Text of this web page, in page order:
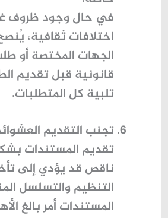
في حال وجود ظروف
اختلافات ثقافية،
الجهات المختصة أو
قانونية قبل تقديم
تلبية كل المتطلبات.
تجنب التقديم
تقديم المستندات
ناقص قد يؤدي إلى
التنظيم والتسلسل
المستندات أمر بالغ